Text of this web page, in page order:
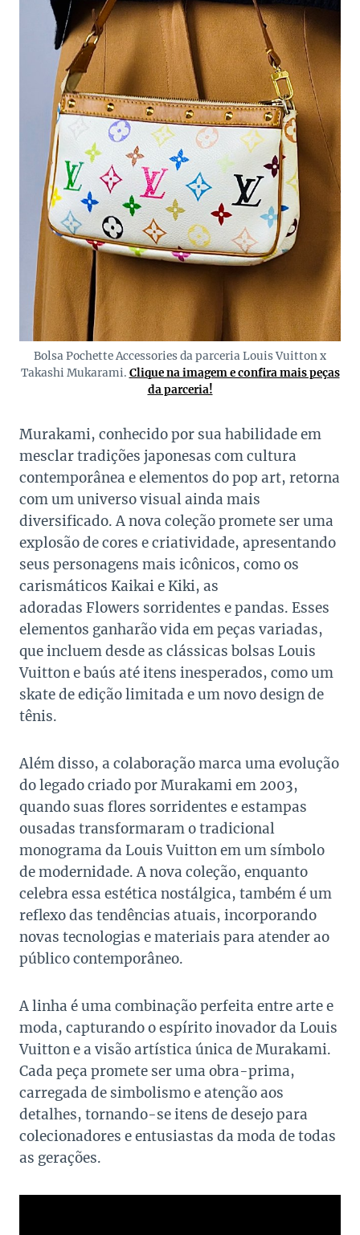
Bolsa Pochette Accessories da parceria Louis Vuitton x
Takashi Mukarami. Clique na imagem e confira mais peças
da parceria!
Murakami, conhecido por sua habilidade em
mesclar tradições japonesas com cultura
contemporânea e elementos do pop art, retorna
com um universo visual ainda mais
diversificado. A nova coleção promete ser uma
explosão de cores e criatividade, apresentando
seus personagens mais icônicos, como os
carismáticos Kaikai e Kiki, as
adoradas Flowers sorridentes e pandas. Esses
elementos ganharão vida em peças variadas,
que incluem desde as clássicas bolsas Louis
Vuitton e baús até itens inesperados, como um
skate de edição limitada e um novo design de
tênis.
Além disso, a colaboração marca uma evolução
do legado criado por Murakami em 2003,
quando suas flores sorridentes e estampas
ousadas transformaram o tradicional
monograma da Louis Vuitton em um símbolo
de modernidade. A nova coleção, enquanto
celebra essa estética nostálgica, também é um
reflexo das tendências atuais, incorporando
novas tecnologias e materiais para atender ao
público contemporâneo.
A linha é uma combinação perfeita entre arte e
moda, capturando o espírito inovador da Louis
Vuitton e a visão artística única de Murakami.
Cada peça promete ser uma obra-prima,
carregada de simbolismo e atenção aos
detalhes, tornando-se itens de desejo para
colecionadores e entusiastas da moda de todas
as gerações.